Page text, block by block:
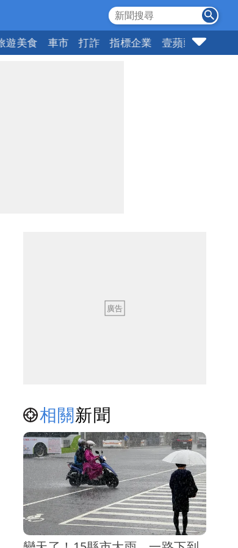
遊美食 車市 打詐 指標企業 壹蘋頭家
相關新聞